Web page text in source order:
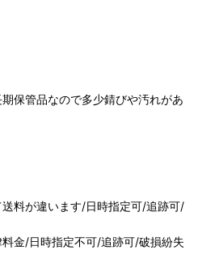
保管品なので多少錆びや汚れがあ
料が違います/日時指定可/追跡可/
金/日時指定不可/追跡可/破損紛失